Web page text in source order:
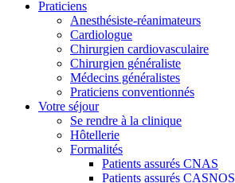
Praticiens
Anesthésiste-réanimateurs
Cardiologue
Chirurgien cardiovasculaire
Chirurgien généraliste
Médecins généralistes
Praticiens conventionnés
Votre séjour
Se rendre à la clinique
Hôtellerie
Formalités
Patients assurés CNAS
Patients assurés CASNOS